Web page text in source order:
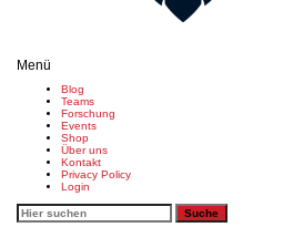
Menü
Blog
Teams
Forschung
Events
Shop
Über uns
Kontakt
Privacy Policy
Login